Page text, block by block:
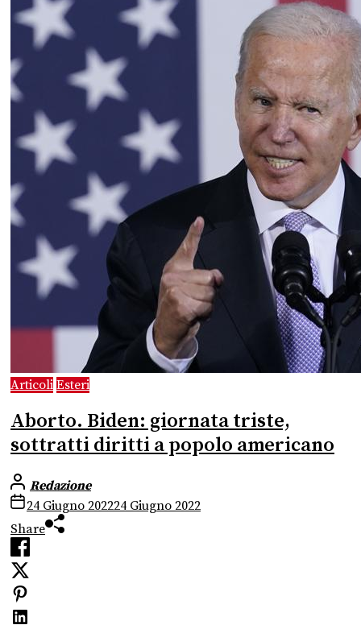
Articoli Esteri
Aborto. Biden: giornata triste,
sottratti diritti a popolo americano
Redazione
24 Giugno 202224 Giugno 2022
Share